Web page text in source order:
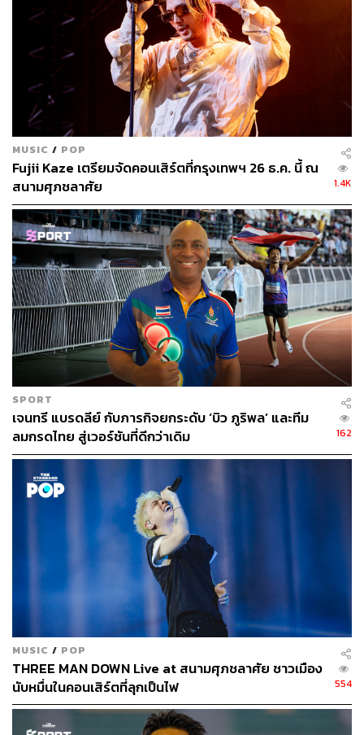
MUSIC / POP
Fujii Kaze เตรียมจัดคอนเสิร์ตที่กรุงเทพฯ 26 ธ.ค. นี้ ณ
สนามศุภชลาศัย
1.4K
SPORT
เจนทรี แบรดลีย์ กับภารกิจยกระดับ ‘บิว ภูริพล’ และทีม
ลมกรดไทย สู่เวอร์ชันที่ดีกว่าเดิม
162
MUSIC / POP
THREE MAN DOWN Live at สนามศุภชลาศัย ชาวเมือง
นับหมื่นในคอนเสิร์ตที่ลุกเป็นไฟ
554